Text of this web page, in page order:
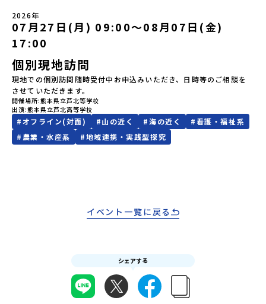
知メールをお受け取りいただけません。その場合は、
「@miratabi.jp」からのメールを受信できるよう設定をお願いいた
します。※結果に関する個別のお問合せにはお答えしておりません
ので、ご了承ください。・お申し込みについてお申込はお一人様1回
限りです。PC・スマートフォンからお申込ください。申込後の内容
変更はできません。お申込時は、メールアドレスの入力間違いにご
注意ください。・宿泊について１室に複数(同性2～4名程度)で宿泊
いただく予定です。・食事アレルギー対応について個別の詳細なア
レルギー対応希望にはお応えしかねる場合がございます。対応が必
要な場合は必ず事前にご相談ください。・参加取消や急遽参加でき
なくなった場合について参加決定後の参加お取り消しはご遠慮下さ
い。やむを得ないお取り消しの場合はお早めに事務局までご連絡く
加またはプログラム開始後の解除：100％・催行中止について天候な
にてご連絡いたします。・よくあるご質問その他、よくあるご質問
についてはこちらをご確認ください。運営団体について＜プログラ
ム主催：一般財団法人地域・教育魅力化プラットフォーム＞「意志
ある若者にあふれる持続可能な地域・社会をつくる」というビジョ
い方へ〜全体説明を聞いたうえで、「プログラムで何をするの？」
「どんなまちなの？」という疑問にお答えする詳細配信です。2泊3
日のプログラムの中身をお伝えします。日時：6月10日(水) 19：
00〜20：00内容：どんなところ？プログラム詳細解説、質疑応答紹
介地域：鹿児島県出水市・出水工業高校/北海道標津町/岩手県八幡
平市/愛媛県鬼北町＊4つの地域のプログラムを1時間でぎゅっとお届
けします。お申し込み：https://c-mirai.jp/events/064069お気
軽にどうぞ！「はじめての一人旅だけど大丈夫？」「どんな体験が
できるの？」そんな保護者様の不安や、中学生のみなさんの素朴な
疑問にスタッフが直接お答えします。チャットでの質問も可能です
ので、ぜひご自宅からリラックスしてご参加ください。▼お申し込
み前に必ずご確認ください・参加規約への同意プログラムへの参加
た「当選確認フォーム」に３日以内に回答いただき、確認フォーム
の提出をもって参加確定とさせていただきます。当選確認フォーム
合は下記の地域みらい留学公式LINEよりご連絡をお願いします。※
受信制限設定をしていると、通知メールをお受け取りいただけませ
ん。その場合は、「@miratabi.jp」からのメールを受信できるよう
設定をお願いいたします。※結果に関する個別のお問合せにはお答
2026年
07月27日(月) 09:00〜08月07日(金)
17:00
個別現地訪問
現地での個別訪問随時受付中お申込みいただき、日時等のご相談を
させていただきます。
開催場所 熊本県立芦北等学校
出演 熊本県立芦北高等学校
#オフライン(対面) #山の近く #海の近く #看護・福祉系
# 農業・水産系 #地域連携・実践型探究
イベント一覧に戻る
シェアする